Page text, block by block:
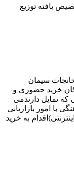
یافته توزیع
سیمان
خرید حضوری و
تمایل دارندمی
با امور بازاریابی
به خرید